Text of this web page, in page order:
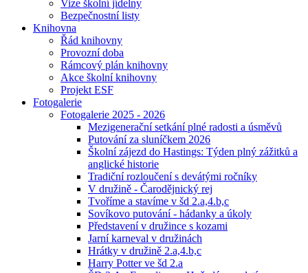
Vize školní jídelny
Bezpečnostní listy
Knihovna
Řád knihovny
Provozní doba
Rámcový plán knihovny
Akce školní knihovny
Projekt ESF
Fotogalerie
Fotogalerie 2025 - 2026
Mezigenerační setkání plné radosti a úsměvů
Putování za sluníčkem 2026
Školní zájezd do Hastings: Týden plný zážitků a
anglické historie
Tradiční rozloučení s devátými ročníky
V družině - Čarodějnický rej
Tvoříme a stavíme v šd 2.a,4.b,c
Sovíkovo putování - hádanky a úkoly
Představení v družince s kozami
Jarní karneval v družinách
Hrátky v družině 2.a,4.b,c
Harry Potter ve šd 2.a